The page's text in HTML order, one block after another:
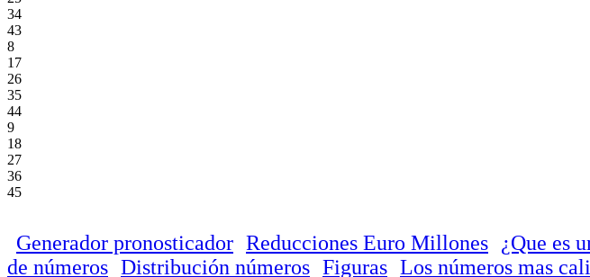
34
43
8
17
26
35
44
9
18
27
36
45
Generador pronosticador Reducciones Euro Millones ¿Que es
de números Distribución números Figuras Los números mas